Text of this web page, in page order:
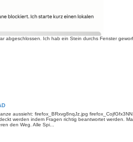
abgeschlossen. Ich hab ein Stein durchs Fenster
aussieht: firefox_BRxvg8nqJz.jpg
werden indem Fragen richtig beantwortet werden.
den Weg. Alle Spi...